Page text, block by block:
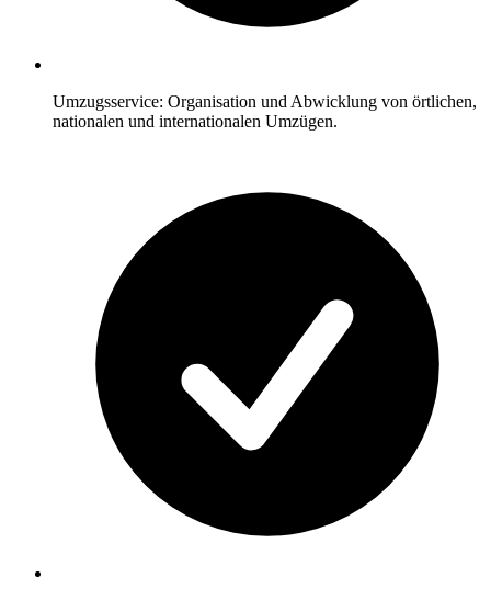
Umzugsservice: Organisation und Abwicklung von örtlichen,
nationalen und internationalen Umzügen.